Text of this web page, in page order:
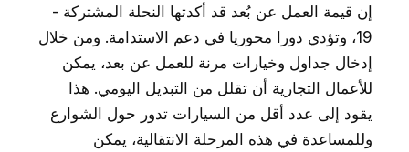
إن قيمة العمل عن بُعد قد أكدتها النحلة المشتركة -
19، وتؤدي دورا محوريا في دعم الاستدامة. ومن خلال
إدخال جداول وخيارات مرنة للعمل عن بعد، يمكن
للأعمال التجارية أن تقلل من التبديل اليومي. هذا
يقود إلى عدد أقل من السيارات تدور حول الشوارع
وللمساعدة في هذه المرحلة الانتقالية، يمكن